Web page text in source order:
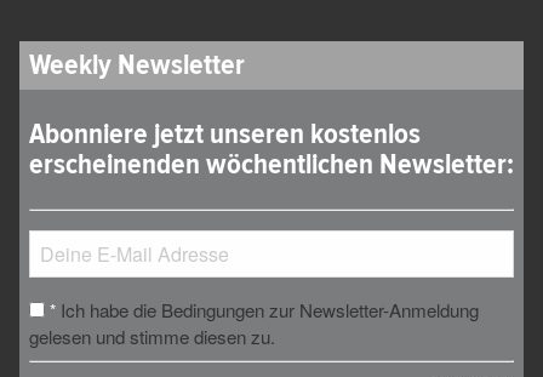
Weekly Newsletter
Abonniere jetzt unseren kostenlos
erscheinenden wöchentlichen Newsletter:
* Ich habe die Bedingungen zur Newsletter-Anmeldung
gelesen und stimme diesen zu.